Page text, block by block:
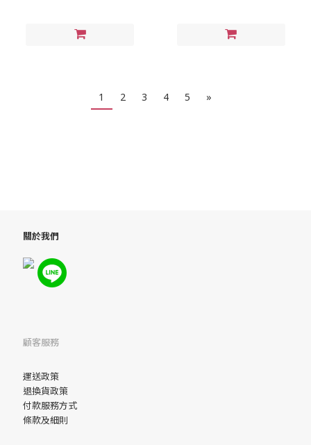
1 2 3 4 5 »
關於我們
顧客服務
運送政策
退換貨政策
付款服務方式
條款及細則